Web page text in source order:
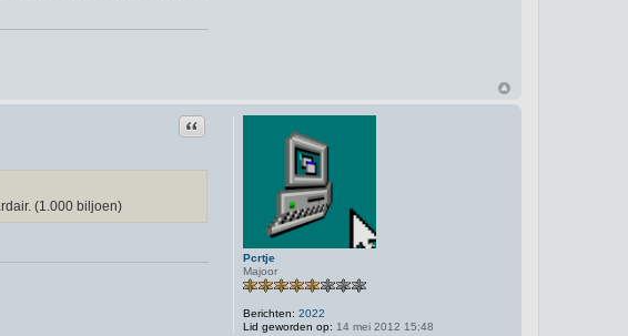
Pcrtje
Majoor
Berichten: 2022
Lid geworden op: 14 mei 2012 15:48
Citeer
(1.000 biljoen)